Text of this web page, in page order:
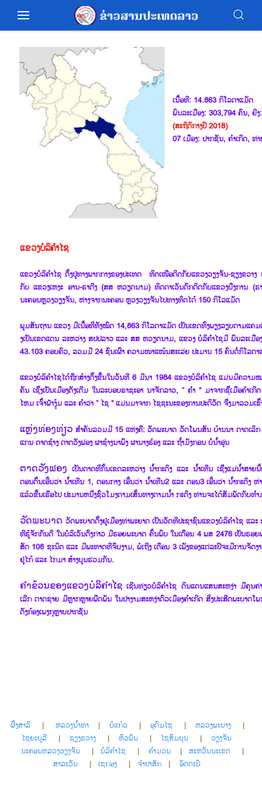
ເນື້ອທີ: 14.863 ກິໂລຕາແມັດ
ພົນລະເມືອງ: 303,794 ຄົນ,
(ສະຖິຕິກາງປີ 2018)
07 ເມືອງ: ປາກ​ຊັນ, ຄຳ​ເກີດ, ທ່
ແຂວງ​ບໍລິ​ຄຳ​ໄຊ
ແຂວງ​ບໍລິ​ຄຳ​ໄຊ ຕັ້ງ​ປູ່​ທາງ​ພາກ​ກາງຂອງ​ປະ​ເທດ ​ ທິດ​ເໜືອຕິດ​ກັບ​ແຂວງ​ວຽງຈັນ-ຊຽງຂວ
ກັບ ​ແຂວງ​ເຫ​ງະ​ ອານ-ຮາ​ຕີງ (ສສ ຫວຽດນາມ) ທິດຕາ​ເວັນ​ຕົກ​ຕິດ​ກັບ​ແຂວງ​ບືງການ (ຮ
ນະຄອນຫຼວງວຽງຈັນ, ຫ່າງ​ຈາກ​ນະຄອນ ຫຼວງ​ວຽງ​ຈັນ​ໄປ​ທາງ​ທິດໄຕ້ 150 ກິ​ໂລ​ແມັດ
ພູມ​ສັນຖານ ແຂວງ​ ມີ​ເນື້ອ​ທີ່​ທັງໝົດ 14,863 ກິໂລຕາແມັດ ເປັນ​ເຂດ​ທົ່ງພຽງ​ລຽບ​ຕາມ​ແຄ
ງ​ເປັນ​ເຂດ​ແດນ ລະ​ຫວ່າງ ສປປລາວ ແລະ​ ສສ ຫວຽດນາມ, ແຂວງ​ ບໍລິ​ຄຳ​ໄຊ​ມີ ພົນລະ​ເມື
43.103 ຄອບຄົວ, ລວມມີ 24 ຊົນ​ເຜົ່າ ຄວາມ​ໜາ​ແໜ້ນ​ສະ​ເລ່ຍ ປະມານ 15 ຄົນ​ຕໍ່​ກິ​ໂລ​ຕ
ແຂວງ​ບໍລິ​ຄຳ​ໄຊ​ໄດ້​ຖືກ​ສ້າງຕັ້ງຂື້ນ​ໃນ​ວັນ​ທີ 6 ມີນາ 1984 ແຂວງບໍລິ​ຄຳ​ໄຊ ​ແມ່ນ​ມີ​ຄວາມ​ໝ
ຄັນ ​ເຊື່​ງ​ເປັນ​ເມືອງ​ດັງ​ເດີມ ​ໃນ​ລະບອບ​ຣາຊະ​ອາ ນາຈັກ​ລາວ, “ ຄຳ ” ມາ​ຈາກ​ຊື່​ເມື​ອຄຳ​ເກີ
ໄຫມ ​ເຈົ້າຟ້າ​ງຸ້ມ ​ແລະ ຄຳ​ວ່າ “ ​ໄຊ ” ​ແມ່ນ​ມາ​ຈາກ​ ໄຊຊະນະ​ຂອງ​ການ​ປະຕິວັດ ຈື່ງ​ມາ​ລວມ​ເ
ແຫຼ່ງທ່ອງ​ທ່ຽວ ສຳຄັນ​ລວມມີ 15 ​ແຫ່ງຄື: ວັດ​ພະ​ບາດ ວັດ​ໂພນ​ສັນ ບ້າ​ນນາ ຕາດ​ເລິກ
ແກນ ຕາດ​ຊ້າງ ຕາດ​ວັງ​ຟອງ ຜາ​ຊ້າງ​ນາ​ພົງ ຜາ​ນາງ​ຮ້ອງ ​ແລະ ຖ້ຳມັງກອນ ບໍ່​ນ້ຳອຸ່ນ
ຕາດ​ວັງ​ຟອງ ເປັນຕາ​ດທ່ີ​ກັ້ນ​ເຂດ​ລະຫວ່າງ ນ້ຳ​ກະດິງ ​ແລະ ນ້ຳ​ເທີນ ​ເຊື່​ງ​ແມ່​ນ້ຳ​ສາຍ​
ຕອນ​ຕົ້ນ​ເອີ້ນ​ວ່າ ນ້ຳ​ເທີນ 1, ຕອນ​ກາງ ເອີ້ນ​ວ່າ ນ້ຳ​ເທີນ2 ​ແລະ ຕອນ3 ເອີ້ນ​ວ່າ ນ້ຳ​ກະດິງ
ແລ້ວ​ຂື້ນ​ເຣືອ​ໄປ ປະມານຫນື່ງຊົ່ວ​ໂມງ​ຕາມ​ເສັ້ນທາງ​ຕາມ​ນ້ຳ ກະດິງ ທ່ານ​ຈະ​ໄດ້​ສັມພັດ​ກັບ​ທຳ​
ວັດ​ພະ​ບາດ ວັດ​ພະ​ບາດ​ຕັ້ງ​ຢູ່​ເມືອງ​ທ່າ​ພະຍາດ ​ເປັນ​ວັດ​ທີ​ປະຊາຊົນ​ແຂວງ​ບໍລິ​ຄຳ​ໄຊ ​ແລ
ທີ​ຮູ້ຈັກ​ກັນ​ດີ ​ໃນ​ບໍລິ​ເວັນ​ດັ່ງກ່າວ​ ມີ​ຮອຍ​ພະ​ບາດ ຄົ້ນ​ພົບ ​ໃນ​ເດືອນ 4 ພສ 2476 ​ເປັນ​ຮອຍ​
ສັດ 108 ຊະນິດ ​ແລະ ມີພະທາດ​ທີ​ຈົບງາມ, ພໍ​ເຖີງ​ ເດືອນ 3 ​ເພັງ​ຂອງ​ແຕ່ລະ​ປີ​ຈະ​ມີ​ການຈັດ​ງ
ຢູ່​ໄກ້ ​ແລະ ​ໄກ​ມາ​ ສ້າງ​ບູນຮ່ວມ​ກັນ.
ຄຳຂ້ວນຂອງ​ແຂວງ​ບໍລິ​ຄຳ​ໄຊ ເຊີນ​ທ່ຽວບໍລິ​ຄຳ​ໄຊ ດິນ​ແດນ​ແສນ​ສະຫງ່າ ມີ​ຄຸນ
ເລີກ ຕາດ​ຊາຍ ມີຫຼາກຫຼາຍພືດ​ພັນ ​ໃນ​ປ່າ​ງາມ​ສະຫງ່າ​ຕົວ​ເມືອງ​ຄຳ​ເກີດ ສີ່​ງ​ປະ​ເສີດ​ພະ​ບາດ​
ດັງ​ກ້ອງ​ເພງ​ກຸຫຼາບປາກ​ຊັນ
ຜົ້ງສາລີ | ຫລວງນໍ້າທາ | ບໍແກ້ວ | ອຸດົມໄຊ | ຫລວງພະບາງ |
ໄຊຍະບູລີ| ຊຽງຂວາງ| ຫົວພັນ| ໄຊສົມບຸນ| ວຽງຈັນ
ນະຄອນຫລວງວຽງຈັນ| ບໍລິຄໍາໄຊ | ຄໍາມ່ວນ| ສະຫວັນນະເຂດ |
ສາລະວັນ| ເຊກອງ| ຈໍາປາສັກ| ອັດຕະປຶ